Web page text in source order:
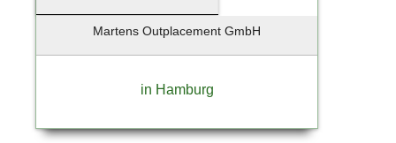
Martens Outplacement GmbH
in Hamburg